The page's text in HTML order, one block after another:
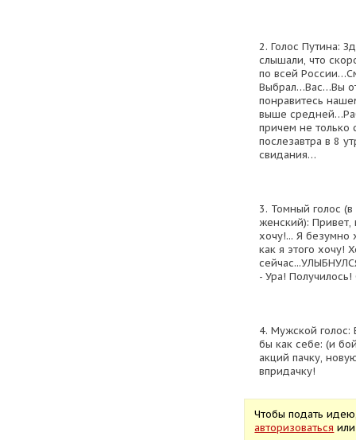
2. Голос Путина:
слышали, что
по всей
Выбрал…Вас…Вы
понравитесь
выше
причем не
послезавтра в 8
свидания…
3. Томный голос
женский):
хочу!... Я безумно
как я этого хочу!
- Ура!
4. Мужской
бы как себе: (и
акций пачку,
впридачку!
Чтобы подать
авторизоваться